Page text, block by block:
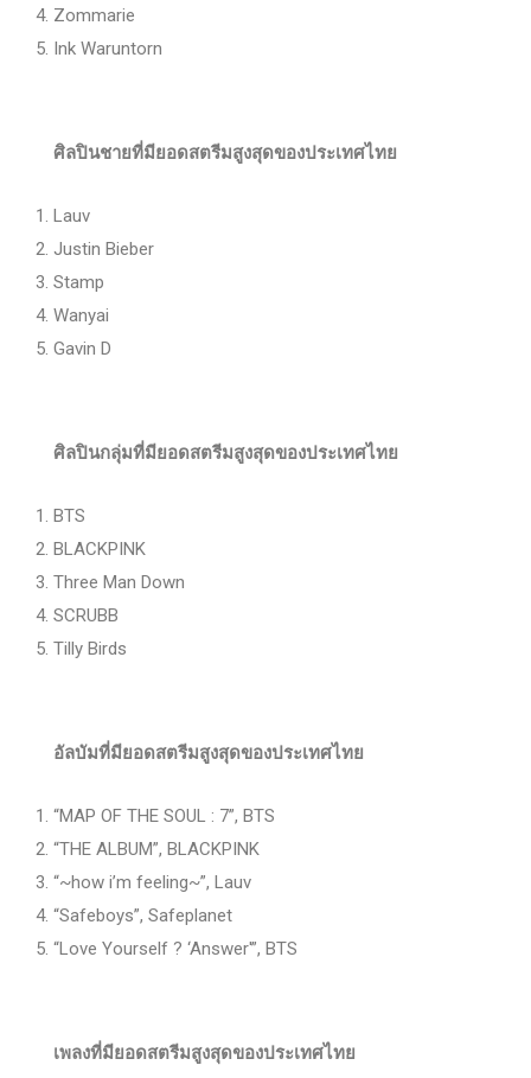
Zommarie
Ink Waruntorn
ศิลปินชายที่มียอดสตรีมสูงสุดของประเทศไทย
Lauv
Justin Bieber
Stamp
Wanyai
Gavin D
ศิลปินกลุ่มที่มียอดสตรีมสูงสุดของประเทศไทย
BTS
BLACKPINK
Three Man Down
SCRUBB
Tilly Birds
อัลบัมที่มียอดสตรีมสูงสุดของประเทศไทย
“MAP OF THE SOUL : 7”, BTS
“THE ALBUM”, BLACKPINK
“~how i’m feeling~”, Lauv
“Safeboys”, Safeplanet
“Love Yourself ? ‘Answer'”, BTS
เพลงที่มียอดสตรีมสูงสุดของประเทศไทย